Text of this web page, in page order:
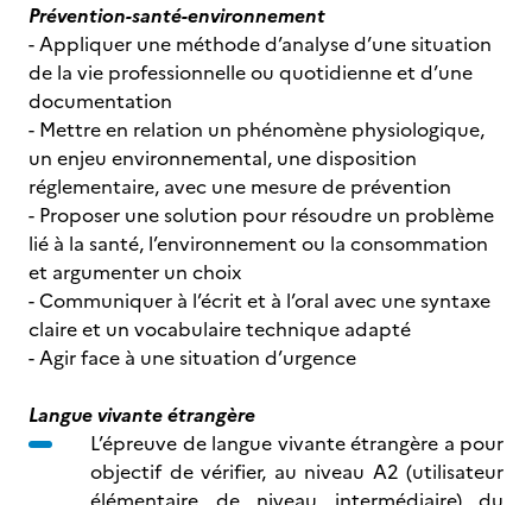
Prévention-santé-environnement
- Appliquer une méthode d’analyse d’une situation
de la vie professionnelle ou quotidienne et d’une
documentation
- Mettre en relation un phénomène physiologique,
un enjeu environnemental, une disposition
réglementaire, avec une mesure de prévention
- Proposer une solution pour résoudre un problème
lié à la santé, l’environnement ou la consommation
et argumenter un choix
- Communiquer à l’écrit et à l’oral avec une syntaxe
claire et un vocabulaire technique adapté
- Agir face à une situation d’urgence
Langue vivante étrangère
L’épreuve de langue vivante étrangère a pour
objectif de vérifier, au niveau A2 (utilisateur